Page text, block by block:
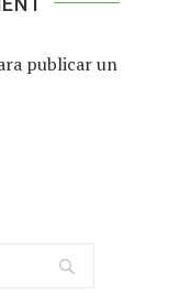
publicar un